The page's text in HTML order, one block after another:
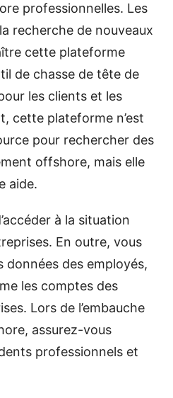
professionnelles. Les
recherche de nouveaux
cette plateforme
de chasse de tête de
les clients et les
cette plateforme n’est
pour rechercher des
offshore, mais elle
aide.
à la situation
En outre, vous
données des employés,
les comptes des
Lors de l’embauche
assurez-vous
professionnels et